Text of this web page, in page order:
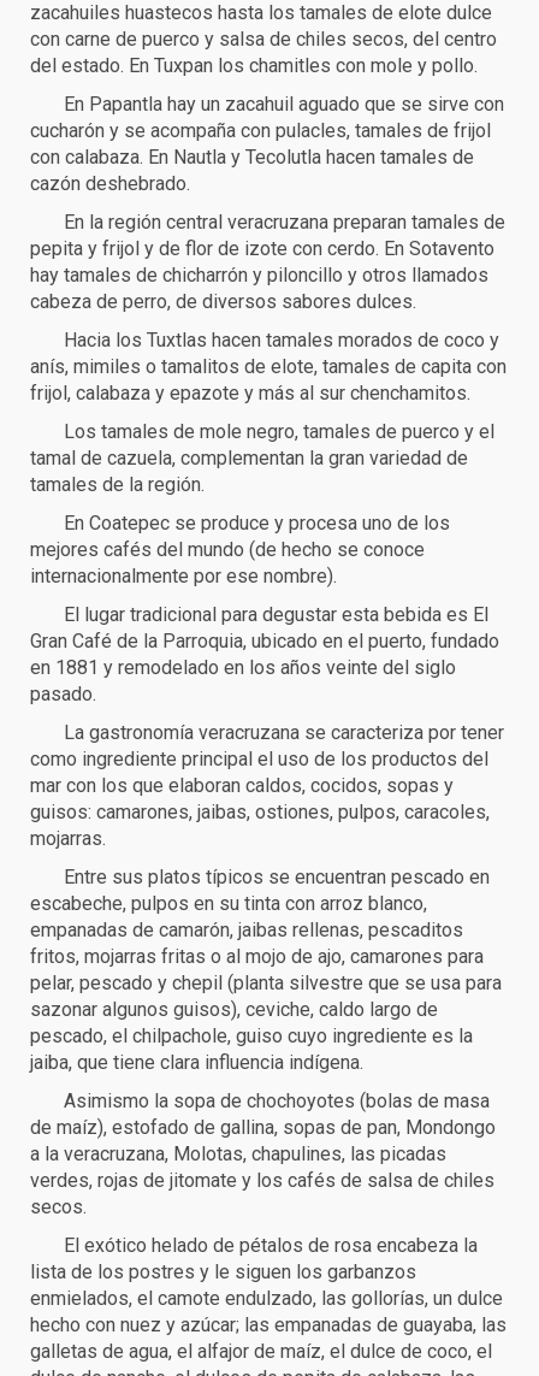
zacahuiles huastecos hasta los tamales de elote dulce
con carne de puerco y salsa de chiles secos, del centro
del estado. En Tuxpan los chamitles con mole y pollo.
En Papantla hay un zacahuil aguado que se sirve con
cucharón y se acompaña con pulacles, tamales de frijol
con calabaza. En Nautla y Tecolutla hacen tamales de
cazón deshebrado.
En la región central veracruzana preparan tamales de
pepita y frijol y de flor de izote con cerdo. En Sotavento
hay tamales de chicharrón y piloncillo y otros llamados
cabeza de perro, de diversos sabores dulces.
Hacia los Tuxtlas hacen tamales morados de coco y
anís, mimiles o tamalitos de elote, tamales de capita con
frijol, calabaza y epazote y más al sur chenchamitos.
Los tamales de mole negro, tamales de puerco y el
tamal de cazuela, complementan la gran variedad de
tamales de la región.
En Coatepec se produce y procesa uno de los
mejores cafés del mundo (de hecho se conoce
internacionalmente por ese nombre).
El lugar tradicional para degustar esta bebida es El
Gran Café de la Parroquia, ubicado en el puerto, fundado
en 1881 y remodelado en los años veinte del siglo
pasado.
La gastronomía veracruzana se caracteriza por tener
como ingrediente principal el uso de los productos del
mar con los que elaboran caldos, cocidos, sopas y
guisos: camarones, jaibas, ostiones, pulpos, caracoles,
mojarras.
Entre sus platos típicos se encuentran pescado en
escabeche, pulpos en su tinta con arroz blanco,
empanadas de camarón, jaibas rellenas, pescaditos
fritos, mojarras fritas o al mojo de ajo, camarones para
pelar, pescado y chepil (planta silvestre que se usa para
sazonar algunos guisos), ceviche, caldo largo de
pescado, el chilpachole, guiso cuyo ingrediente es la
jaiba, que tiene clara influencia indígena.
Asimismo la sopa de chochoyotes (bolas de masa
de maíz), estofado de gallina, sopas de pan, Mondongo
a la veracruzana, Molotas, chapulines, las picadas
verdes, rojas de jitomate y los cafés de salsa de chiles
secos.
El exótico helado de pétalos de rosa encabeza la
lista de los postres y le siguen los garbanzos
enmielados, el camote endulzado, las gollorías, un dulce
hecho con nuez y azúcar; las empanadas de guayaba, las
galletas de agua, el alfajor de maíz, el dulce de coco, el